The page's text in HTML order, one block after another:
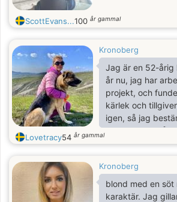
ScottEvans...100 år gammal
Kronoberg
Jag är en 52-årig
år nu, jag har
projekt, och
kärlek och
igen, så jag
klicka mig in på
kommer att vara
energi. Jag älskar
matlagning,
oss utforska
Lovetracy54 år gammal
Kronoberg
blond med en söt
karaktär. Jag